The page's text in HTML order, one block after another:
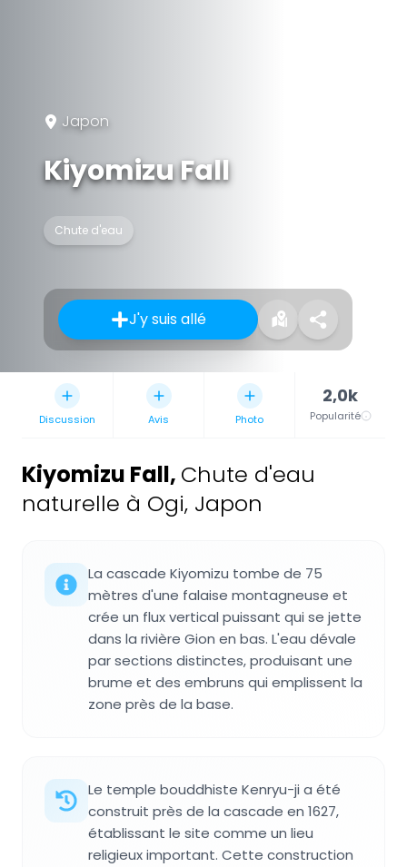
Japon
Kiyomizu Fall
Chute d'eau
J'y suis allé
Discussion Avis Photo
2,0k
Popularité
Kiyomizu Fall, Chute d'eau
naturelle à Ogi, Japon
La cascade Kiyomizu tombe de 75
mètres d'une falaise montagneuse et
crée un flux vertical puissant qui se jette
dans la rivière Gion en bas. L'eau dévale
par sections distinctes, produisant une
brume et des embruns qui emplissent la
zone près de la base.
Le temple bouddhiste Kenryu-ji a été
construit près de la cascade en 1627,
établissant le site comme un lieu
religieux important. Cette construction